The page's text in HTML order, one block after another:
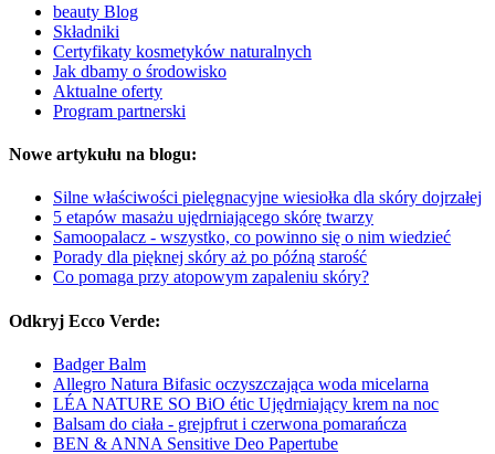
beauty Blog
Składniki
Certyfikaty kosmetyków naturalnych
Jak dbamy o środowisko
Aktualne oferty
Program partnerski
Nowe artykułu na blogu:
Silne właściwości pielęgnacyjne wiesiołka dla skóry dojrzałej
5 etapów masażu ujędrniającego skórę twarzy
Samoopalacz - wszystko, co powinno się o nim wiedzieć
Porady dla pięknej skóry aż po późną starość
Co pomaga przy atopowym zapaleniu skóry?
Odkryj Ecco Verde:
Badger Balm
Allegro Natura Bifasic oczyszczająca woda micelarna
LÉA NATURE SO BiO étic Ujędrniający krem na noc
Balsam do ciała - grejpfrut i czerwona pomarańcza
BEN & ANNA Sensitive Deo Papertube